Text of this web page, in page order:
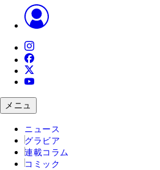
メニュ
ニュース
グラビア
連載コラム
コミック